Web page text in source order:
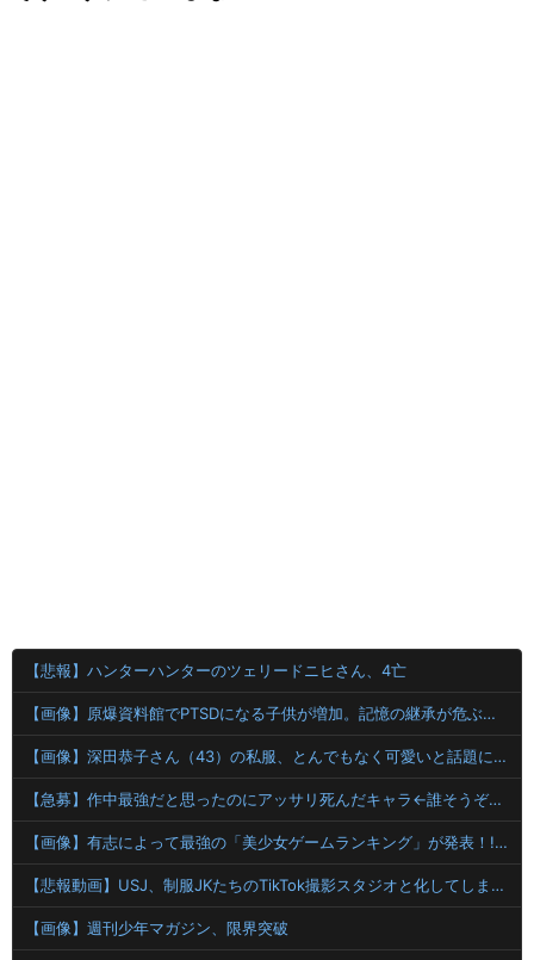
【悲報】ハンターハンターのツェリードニヒさん、4亡
【画像】原爆資料館でPTSDになる子供が増加。記憶の継承が危ぶまれる事態に
【画像】深田恭子さん（43）の私服、とんでもなく可愛いと話題にwww
【急募】作中最強だと思ったのにアッサリ死んだキャラ←誰そうぞうした？
【画像】有志によって最強の「美少女ゲームランキング」が発表！!！ あの名作も
【悲報動画】USJ、制服JKたちのTikTok撮影スタジオと化してしまいシュールすぎる光景が広がるｗｗｗ 【Pickup08083030】
【画像】週刊少年マガジン、限界突破